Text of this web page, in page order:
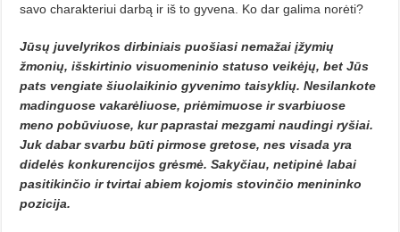
savo charakteriui darbą ir iš to gyvena. Ko dar galima norėti?
Jūsų juvelyrikos dirbiniais puošiasi nemažai įžymių
žmonių, išskirtinio visuomeninio statuso veikėjų, bet Jūs
pats vengiate šiuolaikinio gyvenimo taisyklių. Nesilankote
madinguose vakarėliuose, priėmimuose ir svarbiuose
meno pobūviuose, kur paprastai mezgami naudingi ryšiai.
Juk dabar svarbu būti pirmose gretose, nes visada yra
didelės konkurencijos grėsmė. Sakyčiau, netipinė labai
pasitikinčio ir tvirtai abiem kojomis stovinčio menininko
pozicija.